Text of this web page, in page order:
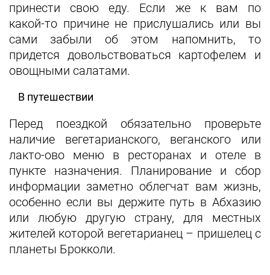
принести свою еду. Если же к вам по
какой‑то причине не прислушались или вы
сами забыли об этом напомнить, то
придется довольствоваться картофелем и
овощными салатами.
В путешествии
Перед поездкой обязательно проверьте
наличие вегетарианского, веганского или
лакто‑ово меню в ресторанах и отеле в
пункте назначения. Планирование и сбор
информации заметно облегчат вам жизнь,
особенно если вы держите путь в Абхазию
или любую другую страну, для местных
жителей которой вегетарианец – пришелец с
планеты Брокколи.